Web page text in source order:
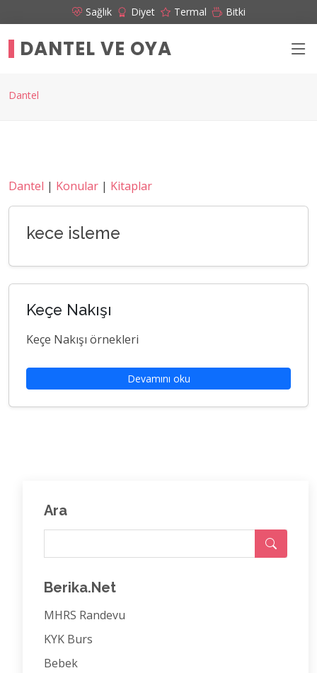
Sağlık Diyet Termal Bitki
DANTEL VE OYA
Dantel
Dantel | Konular | Kitaplar
kece isleme
Keçe Nakışı
Keçe Nakışı örnekleri
Devamını oku
Ara
Berika.Net
MHRS Randevu
KYK Burs
Bebek